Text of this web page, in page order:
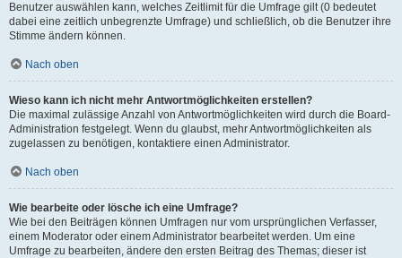
Benutzer auswählen kann, welches Zeitlimit für die Umfrage gilt (0 bedeutet
dabei eine zeitlich unbegrenzte Umfrage) und schließlich, ob die Benutzer ihre
Stimme ändern können.
Nach oben
Wieso kann ich nicht mehr Antwortmöglichkeiten erstellen?
Die maximal zulässige Anzahl von Antwortmöglichkeiten wird durch die Board-
Administration festgelegt. Wenn du glaubst, mehr Antwortmöglichkeiten als
zugelassen zu benötigen, kontaktiere einen Administrator.
Nach oben
Wie bearbeite oder lösche ich eine Umfrage?
Wie bei den Beiträgen können Umfragen nur vom ursprünglichen Verfasser,
einem Moderator oder einem Administrator bearbeitet werden. Um eine
Umfrage zu bearbeiten, ändere den ersten Beitrag des Themas; dieser ist